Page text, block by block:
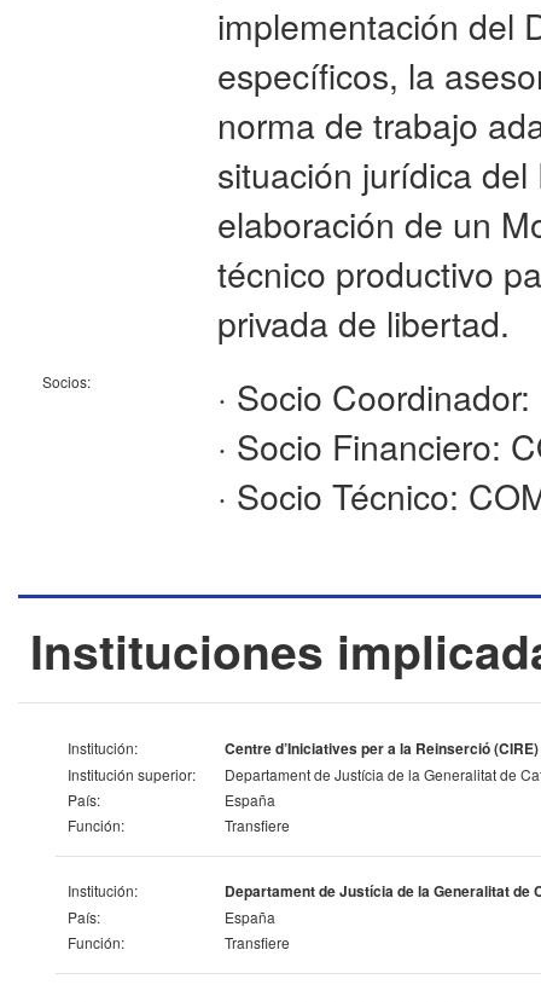
implementación del
específicos, la
norma de trabajo
situación jurídica
elaboración de un
técnico productivo
privada de libertad.
Socios:
· Socio
· Socio Financiero:
· Socio Técnico:
Instituciones
Institución: Centre d’Iniciatives per a la Reinserció (CIRE)
Institución superior:
Departament de Justícia de la Generalitat de
País:
España
Función:
Transfiere
Institución: Departament de Justícia de la Generalitat de
País:
España
Función:
Transfiere